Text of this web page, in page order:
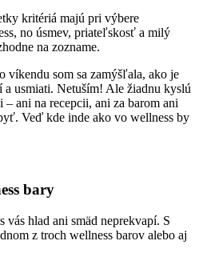
kritériá majú pri výbere
no úsmev, priateľskosť a milý
na zozname.
víkendu som sa zamýšľala, ako je
a usmiati. Netuším! Ale žiadnu kyslú
– ani na recepcii, ani za barom ani
Veď kde inde ako vo wellness by
bary
hlad ani smäd neprekvapí. S
z troch wellness barov alebo aj